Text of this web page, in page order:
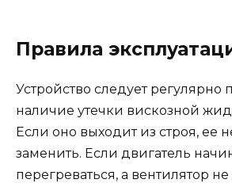
Правила
Устройство следует регулярно
наличие утечки вискозной
Если оно выходит из строя, ее
заменить. Если двигатель
перегреваться, а вентилятор не